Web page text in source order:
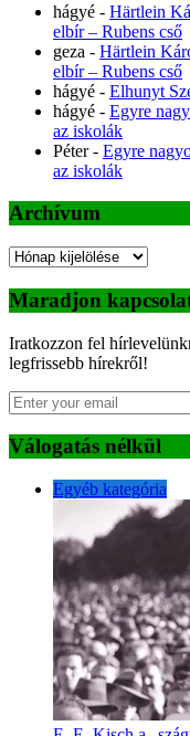
hágyé - Härtlein
elbír – Rubens cső
geza - Härtlein
elbír – Rubens cső
hágyé - Elhunyt
hágyé - Egyre
az iskolák
Péter- Egyre
az iskolák
Archívum
Archívum
Maradjon
Iratkozzon fel
legfrissebb hírekről!
Válogatás nélkül
Egyéb kategória